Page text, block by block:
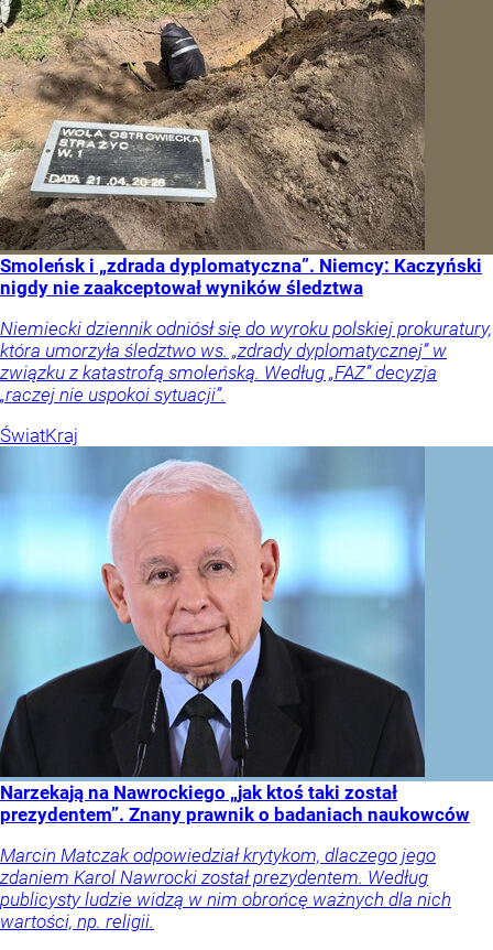
Smoleńsk i „zdrada dyplomatyczna”. Niemcy: Kaczyński
nigdy nie zaakceptował wyników śledztwa
Niemiecki dziennik odniósł się do wyroku polskiej prokuratury,
która umorzyła śledztwo ws. „zdrady dyplomatycznej” w
związku z katastrofą smoleńską. Według „FAZ” decyzja
„raczej nie uspokoi sytuacji”.
ŚwiatKraj
Narzekają na Nawrockiego „jak ktoś taki został
prezydentem”. Znany prawnik o badaniach naukowców
Marcin Matczak odpowiedział krytykom, dlaczego jego
zdaniem Karol Nawrocki został prezydentem. Według
publicysty ludzie widzą w nim obrońcę ważnych dla nich
wartości, np. religii.